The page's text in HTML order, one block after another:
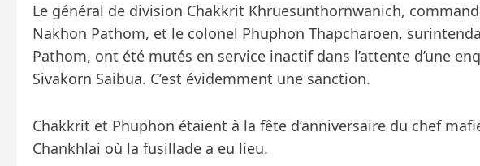
Le général de division Chakkrit Khruesunthornwanich,
Nakhon Pathom, et le colonel Phuphon Thapcharoen,
Pathom, ont été mutés en service inactif dans l’attente d’une
Sivakorn Saibua. C’est évidemment une sanction.
Chakkrit et Phuphon étaient à la fête d’anniversaire du chef
Chankhlai où la fusillade a eu lieu.